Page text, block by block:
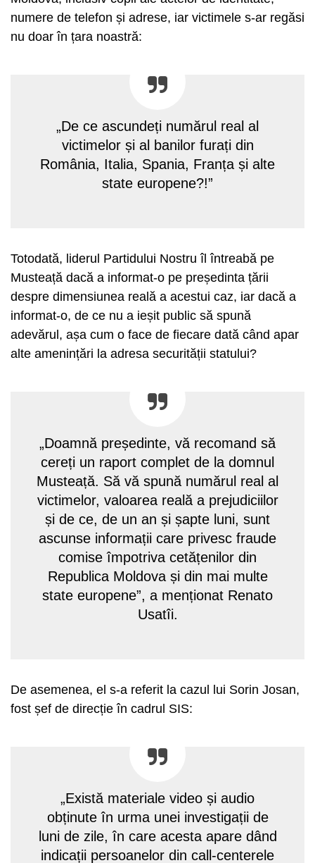
numere de telefon și adrese, iar victimele s-ar regăsi
nu doar în țara noastră:
„De ce ascundeți numărul real al
victimelor și al banilor furați din
România, Italia, Spania, Franța și alte
state europene?!”
Totodată, liderul Partidului Nostru îl întreabă pe
Musteață dacă a informat-o pe președinta țării
despre dimensiunea reală a acestui caz, iar dacă a
informat-o, de ce nu a ieșit public să spună
adevărul, așa cum o face de fiecare dată când apar
alte amenințări la adresa securității statului?
„Doamnă președinte, vă recomand să
cereți un raport complet de la domnul
Musteață. Să vă spună numărul real al
victimelor, valoarea reală a prejudiciilor
și de ce, de un an și șapte luni, sunt
ascunse informații care privesc fraude
comise împotriva cetățenilor din
Republica Moldova și din mai multe
state europene”, a menționat Renato
Usatîi.
De asemenea, el s-a referit la cazul lui Sorin Josan,
fost șef de direcție în cadrul SIS:
„Există materiale video și audio
obținute în urma unei investigații de
luni de zile, în care acesta apare dând
indicații persoanelor din call-centerele